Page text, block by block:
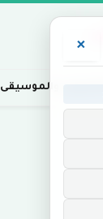
والموسيقى
×